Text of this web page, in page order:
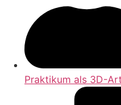
Praktikum als 3D-